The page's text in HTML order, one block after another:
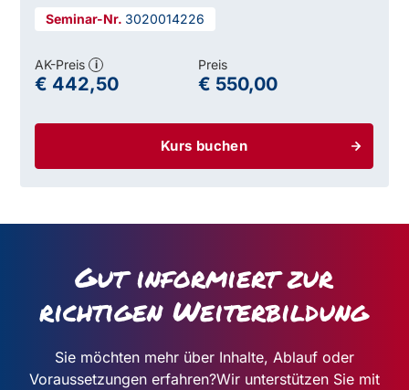
3020014226
Kurs buchen
AK-Preis i
€ 442,50
Preis
€ 550,00
Gut informiert zur
richtigen Weiterbildung
Sie möchten mehr über Inhalte, Ablauf oder
Voraussetzungen erfahren?Wir unterstützen Sie mit